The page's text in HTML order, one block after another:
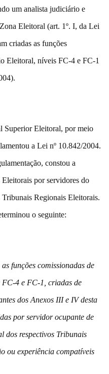
um analista judiciário e
Eleitoral (art. 1º. I, da Lei
criadas as funções
Eleitoral, níveis FC-4 e FC-1
Eleitoral, por meio
a Lei nº 10.842/2004.
constou a
por servidores do
Regionais Eleitorais.
o seguinte:
funções comissionadas de
4 e FC-1, criadas de
dos Anexos III e IV desta
por servidor ocupante de
dos respectivos Tribunais
ou experiência compatíveis